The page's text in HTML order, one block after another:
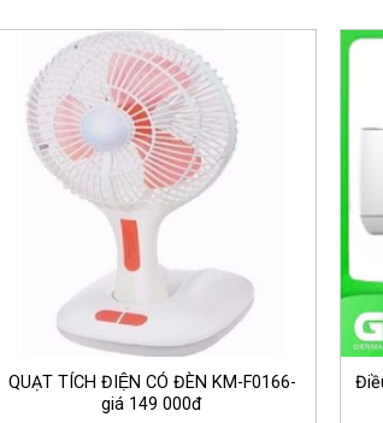
QUẠT TÍCH ĐIỆN CÓ ĐÈN KM-F0166-
giá 149 000đ